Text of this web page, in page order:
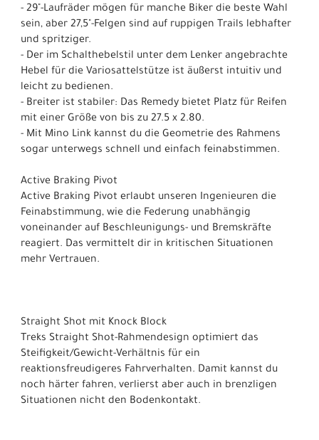
- 29"-Laufräder mögen für manche Biker die beste Wahl
sein, aber 27,5"-Felgen sind auf ruppigen Trails lebhafter
und spritziger.
- Der im Schalthebelstil unter dem Lenker angebrachte
Hebel für die Variosattelstütze ist äußerst intuitiv und
leicht zu bedienen.
- Breiter ist stabiler: Das Remedy bietet Platz für Reifen
mit einer Größe von bis zu 27.5 x 2.80.
- Mit Mino Link kannst du die Geometrie des Rahmens
sogar unterwegs schnell und einfach feinabstimmen.
Active Braking Pivot
Active Braking Pivot erlaubt unseren Ingenieuren die
Feinabstimmung, wie die Federung unabhängig
voneinander auf Beschleunigungs- und Bremskräfte
reagiert. Das vermittelt dir in kritischen Situationen
mehr Vertrauen.
Straight Shot mit Knock Block
Treks Straight Shot-Rahmendesign optimiert das
Steifigkeit/Gewicht-Verhältnis für ein
reaktionsfreudigeres Fahrverhalten. Damit kannst du
noch härter fahren, verlierst aber auch in brenzligen
Situationen nicht den Bodenkontakt.